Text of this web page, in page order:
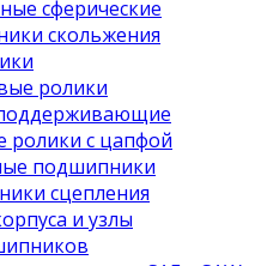
сферические
скольжения
ролики
ролики с цапфой
подшипники
сцепления
и узлы